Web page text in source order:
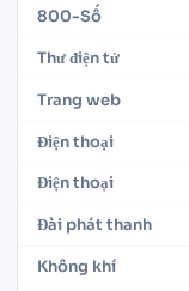
800-Số
Thư điện tử
Trang web
Điện thoại
Điện thoại
Đài phát thanh
Không khí